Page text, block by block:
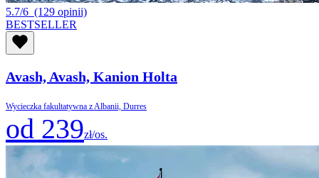
5.7/6 (129 opinii)
BESTSELLER
Avash, Avash, Kanion Holta
Wycieczka fakultatywna z Albanii, Durres
od 239zł/os.